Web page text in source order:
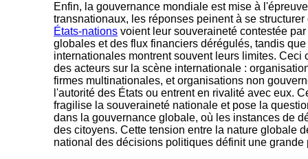
Enfin, la gouvernance mondiale est mise à
transnationaux, les réponses peinent à se
États-nations voient leur souveraineté contestée
globales et des flux financiers dérégulés, tandis
internationales montrent souvent leurs limites. Ceci
des acteurs sur la scène internationale :
firmes multinationales, et organisations non
l'autorité des États ou entrent en rivalité avec eux.
fragilise la souveraineté nationale et pose la
dans la gouvernance globale, où les instances de
des citoyens. Cette tension entre la nature globale
national des décisions politiques définit une